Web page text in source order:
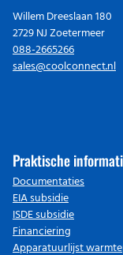
Willem Dreeslaan 180
2729 NJ Zoetermeer
088-2665266
sales@coolconnect.nl
Praktische
Documentaties
EIA subsidie
ISDE subsidie
Financiering
Apparatuurlijst